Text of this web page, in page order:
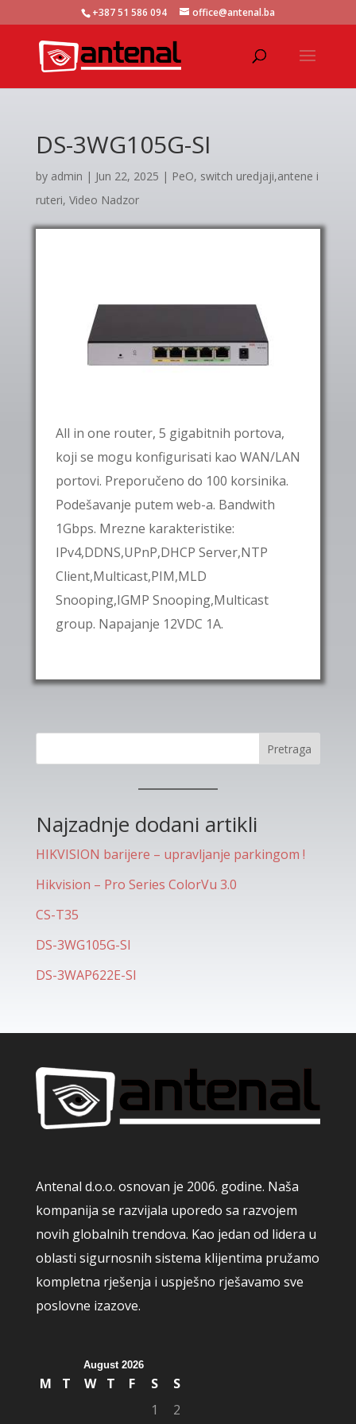
+387 51 586 094 office@antenal.ba
DS-3WG105G-SI
by admin | Jun 22, 2025 | PeO, switch uredjaji,antene i
ruteri, Video Nadzor
All in one router, 5 gigabitnih portova,
koji se mogu konfigurisati kao WAN/LAN
portovi. Preporučeno do 100 korsinika.
Podešavanje putem web-a. Bandwith
1Gbps. Mrezne karakteristike:
IPv4,DDNS,UPnP,DHCP Server,NTP
Client,Multicast,PIM,MLD
Snooping,IGMP Snooping,Multicast
group. Napajanje 12VDC 1A.
Pretraga
Najzadnje dodani artikli
HIKVISION barijere – upravljanje parkingom !
Hikvision – Pro Series ColorVu 3.0
CS-T35
DS-3WG105G-SI
DS-3WAP622E-SI
Antenal d.o.o. osnovan je 2006. godine. Naša
kompanija se razvijala uporedo sa razvojem
novih globalnih trendova. Kao jedan od lidera u
oblasti sigurnosnih sistema klijentima pružamo
kompletna rješenja i uspješno rješavamo sve
poslovne izazove.
August 2026
M T W T F S
S
1
2